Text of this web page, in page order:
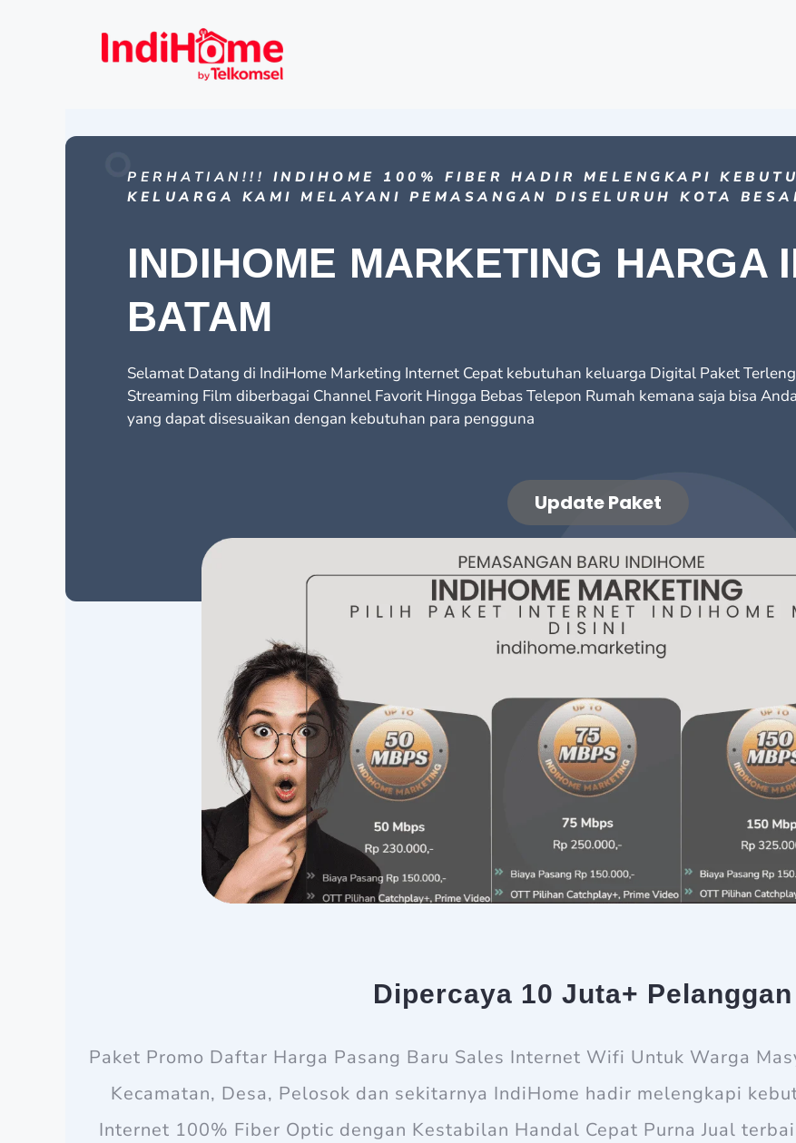
PERHATIAN!!!
INDIHOME 100% FIBER HADIR MELENGKAPI
KELUARGA KAMI MELAYANI PEMASANGAN DISELURUH KOTA
INDIHOME MARKETING HARGA
BATAM
Selamat Datang di IndiHome Marketing Internet Cepat kebutuhan keluarga Digital Paket
Streaming Film diberbagai Channel Favorit Hingga Bebas Telepon Rumah kemana saja bisa
yang dapat disesuaikan dengan kebutuhan para pengguna
Update Paket
Dipercaya 10 Juta+ Pelanggan
Paket Promo Daftar Harga Pasang Baru Sales Internet Wifi Untuk Warga
Kecamatan, Desa, Pelosok dan sekitarnya IndiHome hadir melengkapi
Internet 100% Fiber Optic dengan Kestabilan Handal Cepat Purna Jual